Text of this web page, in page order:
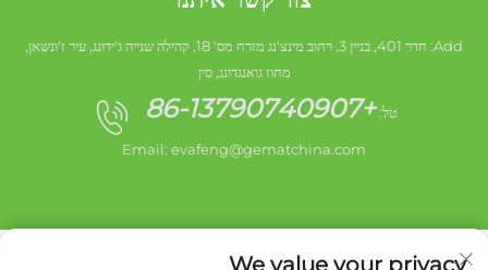
Add: חדר 401, בניין 3, רחוב מינצ'נג מזרח מס' 18, קהילה שנייה ג'ידונג, עיר ז'ונשאן,
מחוז גואנגדונג, סין
טל:+86-13790740907
Email: evafeng@gematchina.com
We value your privacy